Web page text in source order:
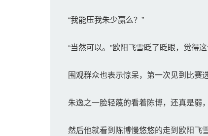
“我能压我朱少赢么？”
“当然可以。”欧阳飞雪眨了眨眼，觉得
围观群众也表示惊呆，第一次见到比赛
朱逸之一脸轻蔑的看着陈博，还真是弱
然后他就看到陈博慢悠悠的走到欧阳飞